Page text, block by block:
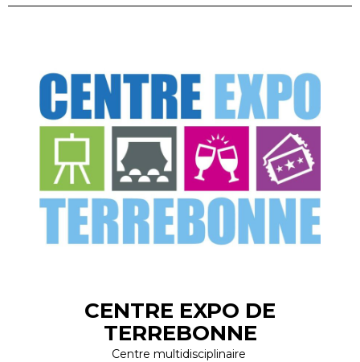
CENTRE EXPO DE
TERREBONNE
Centre multidisciplinaire